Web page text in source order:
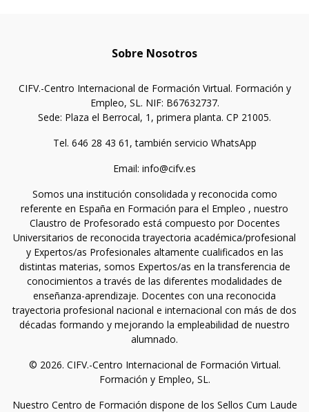
Sobre Nosotros
CIFV.-Centro Internacional de Formación Virtual. Formación y
Empleo, SL. NIF: B67632737.
Sede: Plaza el Berrocal, 1, primera planta. CP 21005.
Tel. 646 28 43 61, también servicio WhatsApp
Email: info@cifv.es
Somos una institución consolidada y reconocida como
referente en España en Formación para el Empleo , nuestro
Claustro de Profesorado está compuesto por Docentes
Universitarios de reconocida trayectoria académica/profesional
y Expertos/as Profesionales altamente cualificados en las
distintas materias, somos Expertos/as en la transferencia de
conocimientos a través de las diferentes modalidades de
enseñanza-aprendizaje. Docentes con una reconocida
trayectoria profesional nacional e internacional con más de dos
décadas formando y mejorando la empleabilidad de nuestro
alumnado.
© 2026. CIFV.-Centro Internacional de Formación Virtual.
Formación y Empleo, SL.
Nuestro Centro de Formación dispone de los Sellos Cum Laude